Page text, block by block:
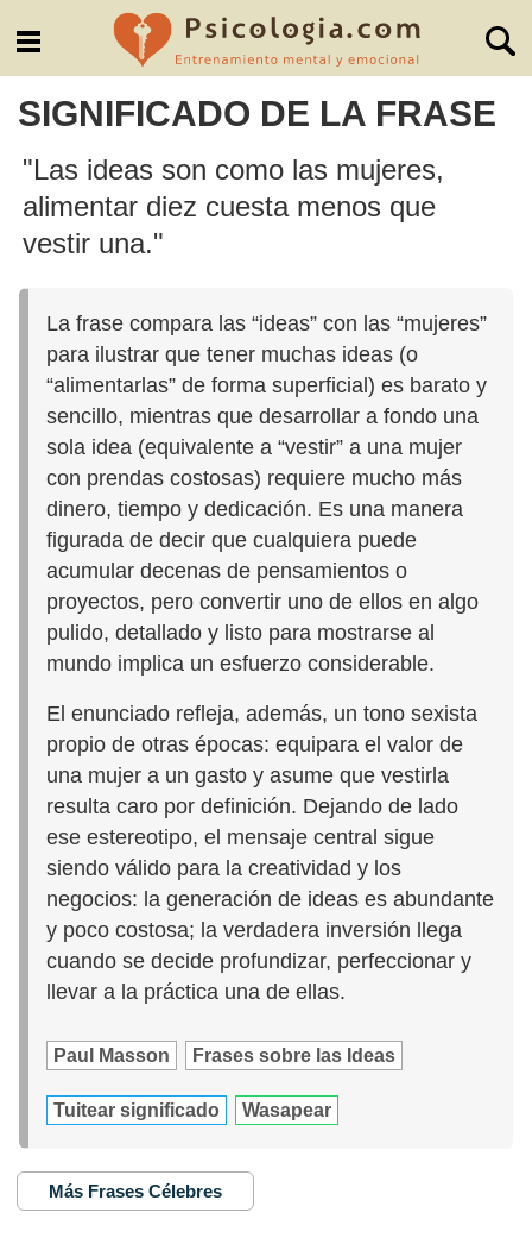
SIGNIFICADO DE LA FRASE
"Las ideas son como las mujeres,
alimentar diez cuesta menos que
vestir una."
La frase compara las “ideas” con las “mujeres”
para ilustrar que tener muchas ideas (o
“alimentarlas” de forma superficial) es barato y
sencillo, mientras que desarrollar a fondo una
sola idea (equivalente a “vestir” a una mujer
con prendas costosas) requiere mucho más
dinero, tiempo y dedicación. Es una manera
figurada de decir que cualquiera puede
acumular decenas de pensamientos o
proyectos, pero convertir uno de ellos en algo
pulido, detallado y listo para mostrarse al
mundo implica un esfuerzo considerable.
El enunciado refleja, además, un tono sexista
propio de otras épocas: equipara el valor de
una mujer a un gasto y asume que vestirla
resulta caro por definición. Dejando de lado
ese estereotipo, el mensaje central sigue
siendo válido para la creatividad y los
negocios: la generación de ideas es abundante
y poco costosa; la verdadera inversión llega
cuando se decide profundizar, perfeccionar y
llevar a la práctica una de ellas.
Paul Masson Frases sobre las Ideas
Tuitear significado Wasapear
Más Frases Célebres